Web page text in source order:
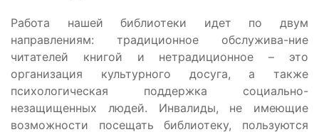
Работа нашей библиотеки идет по двум
направлениям: традиционное обслужива-ние
читателей книгой и нетрадиционное – это
организация культурного досуга, а также
психологическая поддержка социально-
незащищенных людей. Инвалиды, не имеющие
возможности посещать библиотеку, пользуются